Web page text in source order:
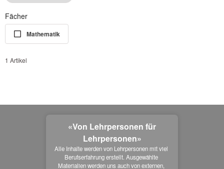
Fächer
Mathematik
1 Artikel
«Von Lehrpersonen für
Lehrpersonen»
Alle Inhalte werden von Lehrpersonen mit viel
Berufserfahrung erstellt. Ausgewählte
Materialien werden uns auch von externen,